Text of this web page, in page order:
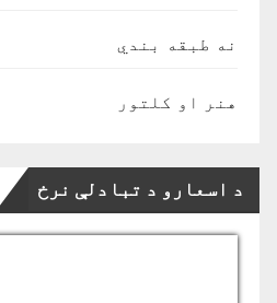
نه طبقه بندي
هنر او کلتور
د اسعارو د تبادلې نرخ